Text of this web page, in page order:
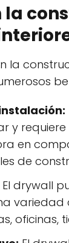
la
y
en
de
El drywall
variedad
oficinas,